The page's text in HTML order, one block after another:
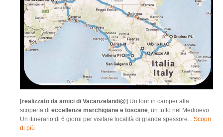
[realizzato da amici di Vacanzelandi@] Un tour in camper alla
scoperta di eccellenze marchigiane e toscane, un tuffo nel Medioevo.
Un itinerario di 6 giorni per visitare località di grande spessore... Scopri
di più